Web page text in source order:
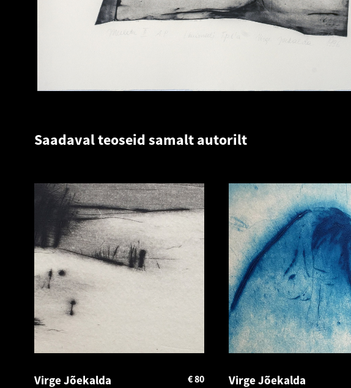
Saadaval teoseid samalt autorilt
Virge Jõekalda
80
€
Virge Jõekalda